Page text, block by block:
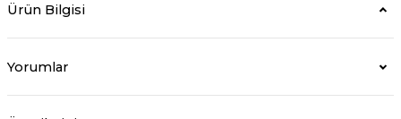
Ürün Bilgisi
Yorumlar